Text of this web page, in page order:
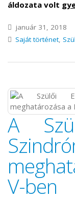
áldozata volt
január 31, 2018
Saját történet,
A
V-ben